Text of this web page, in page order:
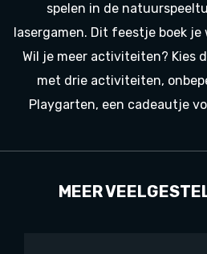
spelen in de
lasergamen. Dit feestje boek je
Wil je meer activiteiten? Kies
met drie activiteiten,
Playgarten, een cadeautje
MEER